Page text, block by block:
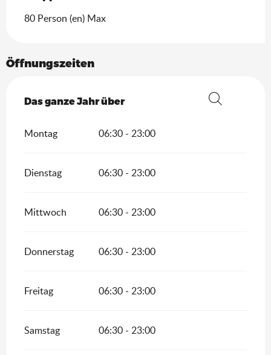
80 Person (en) Max
Öffnungszeiten
Das ganze Jahr über
Das ganze Jahr über
Montag 06:30 - 23:00
Dienstag 06:30 - 23:00
Mittwoch 06:30 - 23:00
Donnerstag 06:30 - 23:00
Freitag 06:30 - 23:00
Samstag 06:30 - 23:00